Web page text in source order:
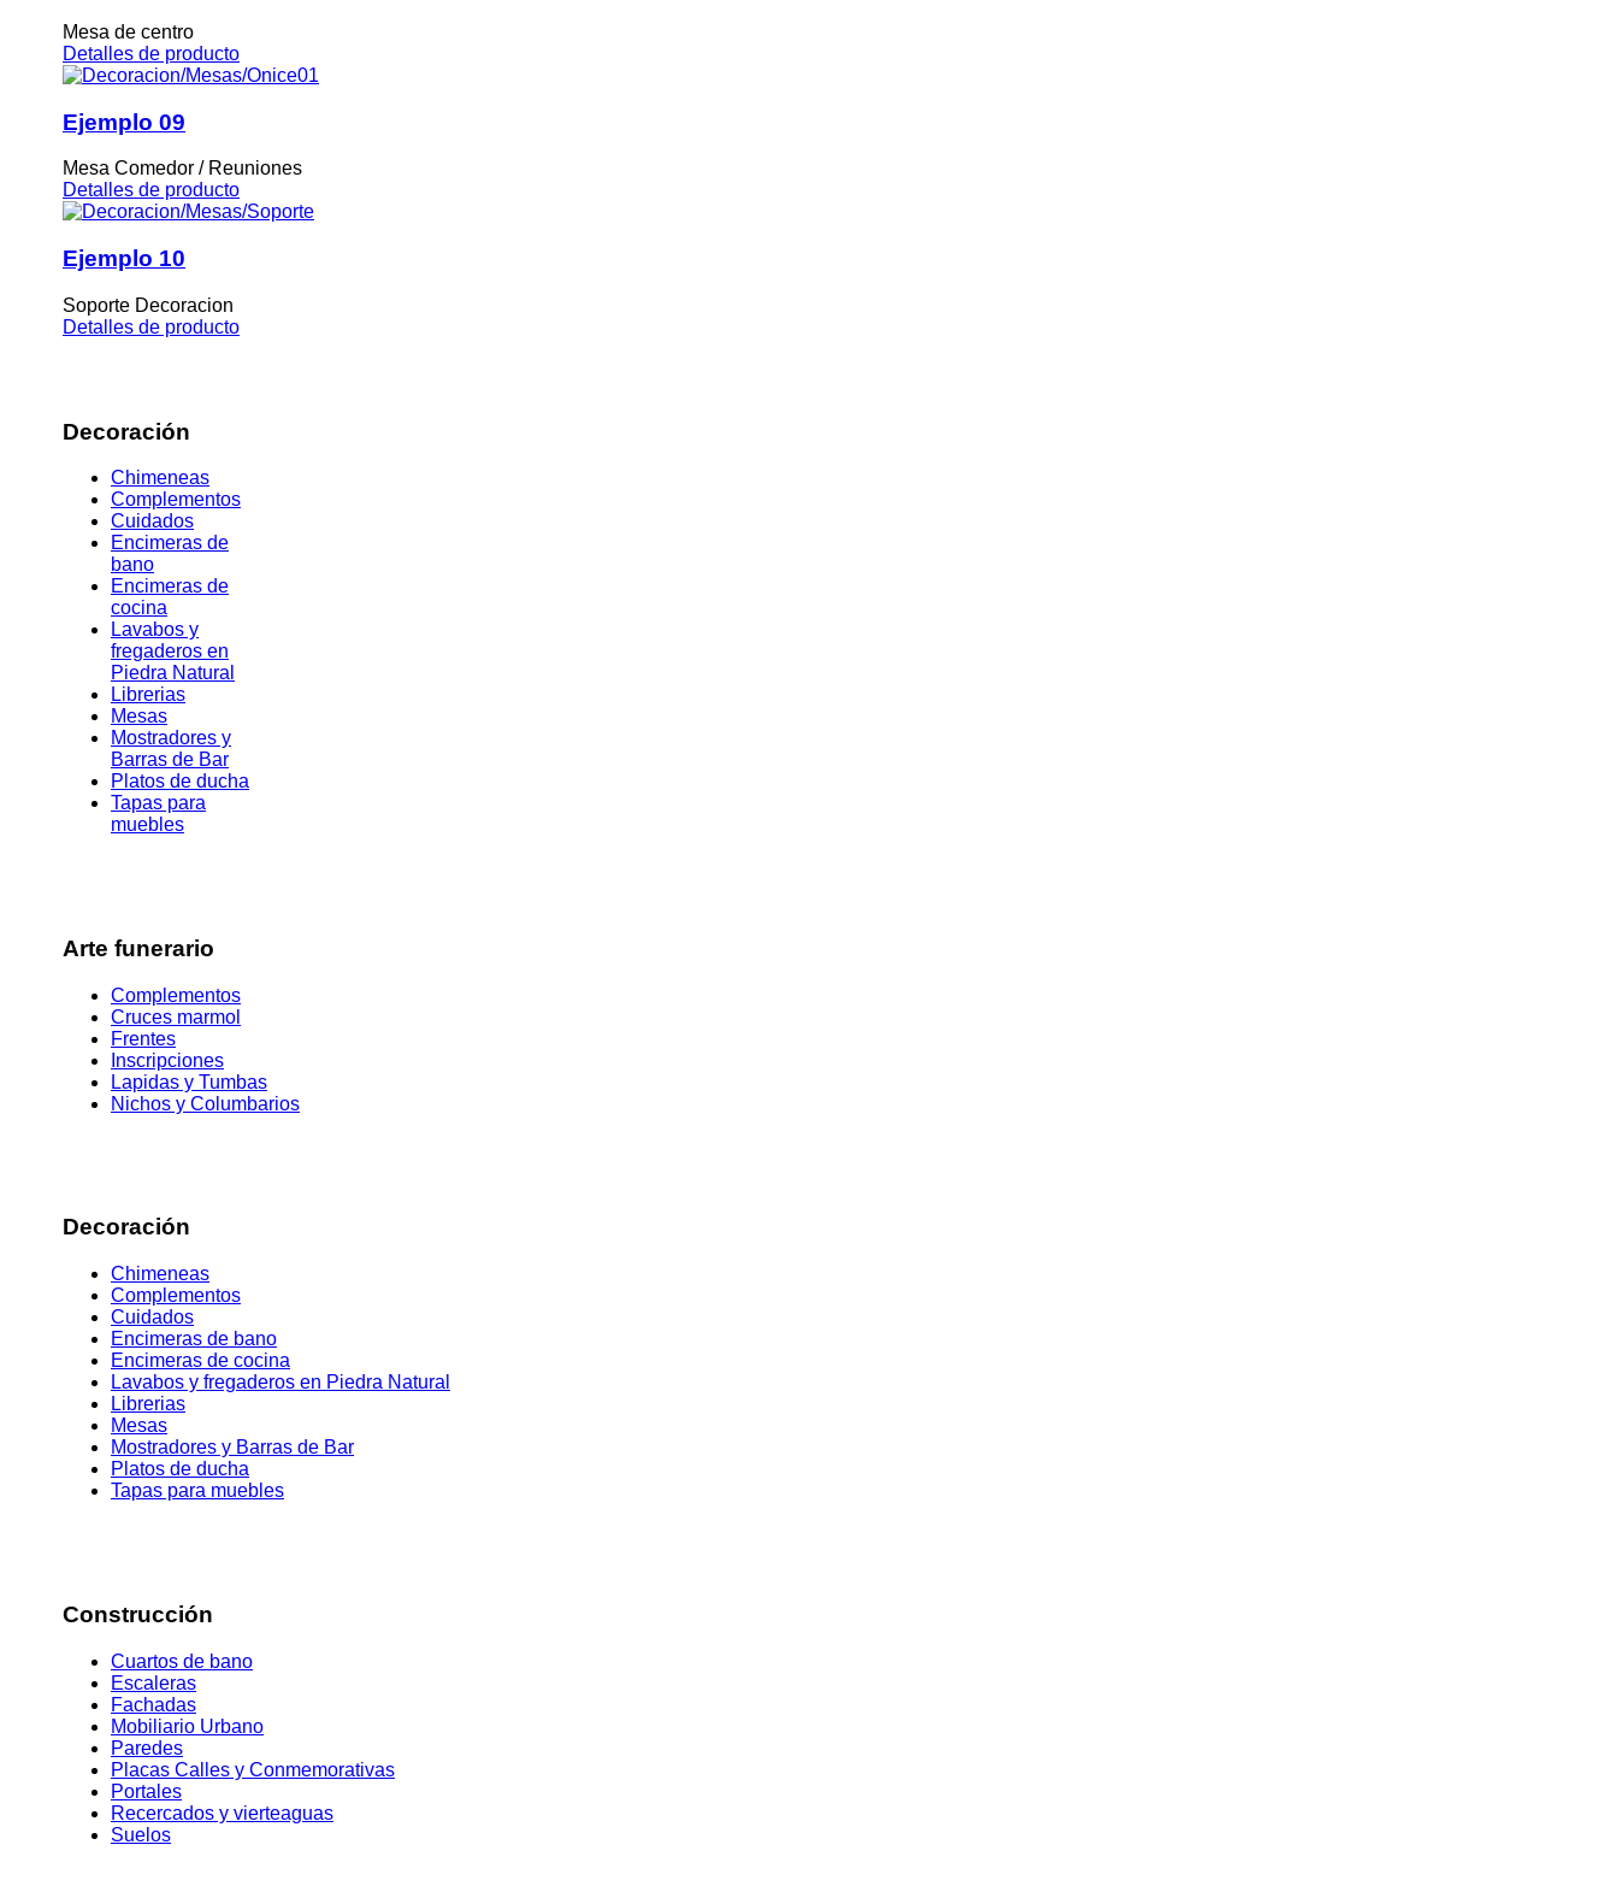
Mesa de centro
Detalles de producto
Ejemplo 09
Mesa Comedor / Reuniones
Detalles de producto
Ejemplo 10
Soporte Decoracion
Detalles de producto
Decoración
Chimeneas
Complementos
Cuidados
Encimeras de
bano
Encimeras de
cocina
Lavabos y
fregaderos en
Piedra Natural
Librerias
Mesas
Mostradores y
Barras de Bar
Platos de ducha
Tapas para
muebles
Arte funerario
Complementos
Cruces marmol
Frentes
Inscripciones
Lapidas y Tumbas
Nichos y Columbarios
Decoración
Chimeneas
Complementos
Cuidados
Encimeras de bano
Encimeras de cocina
Lavabos y fregaderos en Piedra Natural
Librerias
Mesas
Mostradores y Barras de Bar
Platos de ducha
Tapas para muebles
Construcción
Cuartos de bano
Escaleras
Fachadas
Mobiliario Urbano
Paredes
Placas Calles y Conmemorativas
Portales
Recercados y vierteaguas
Suelos